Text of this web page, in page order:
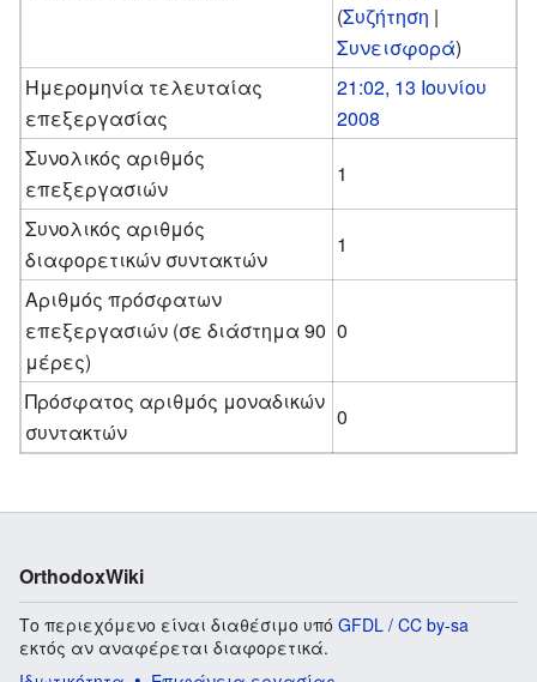
(Συζήτηση |
Συνεισφορά)
Ημερομηνία τελευταίας
επεξεργασίας
21:02, 13 Ιουνίου
2008
Συνολικός αριθμός
επεξεργασιών
1
Συνολικός αριθμός
διαφορετικών συντακτών
1
Αριθμός πρόσφατων
επεξεργασιών (σε διάστημα 90
μέρες)
0
Πρόσφατος αριθμός μοναδικών
συντακτών
0
OrthodoxWiki
Το περιεχόμενο είναι διαθέσιμο υπό GFDL / CC by-sa
εκτός αν αναφέρεται διαφορετικά.